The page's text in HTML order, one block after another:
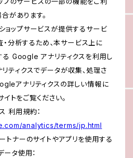
があります。
ショップサービスが提供するサービ
分析するため、本サービス上に
Google アナリティクスを利用し
ティクスでデータが収集、処理さ
アナリティクスの詳しい情報に
トをご覧ください。
利用規約：
analytics/terms/jp.html
ナーのサイトやアプリを使用する
タ使用：